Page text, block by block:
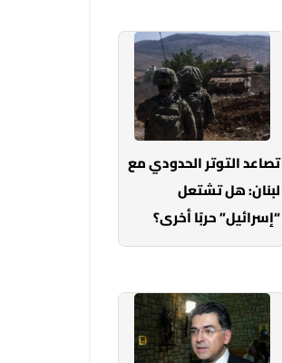
تصاعد التوتر الحدودي مع
لبنان: هل تشتعل
“إسرائيل” حربًا أخرى؟